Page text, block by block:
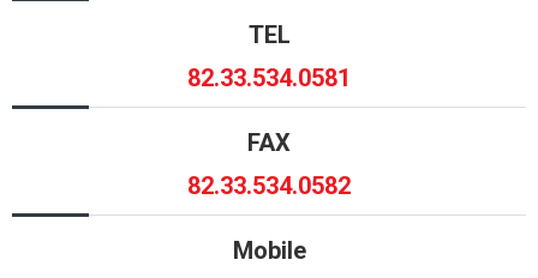
TEL
82.33.534.0581
FAX
82.33.534.0582
Mobile